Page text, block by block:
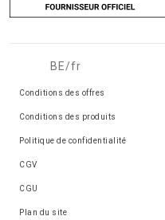
BE/fr
Conditions des offres
Conditions des produits
Politique de confidentialité
CGV
CGU
Plan du site